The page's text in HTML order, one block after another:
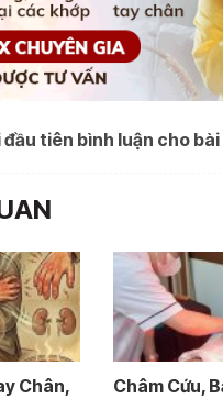
tiên bình luận cho
Chân,
Châm Cứu,